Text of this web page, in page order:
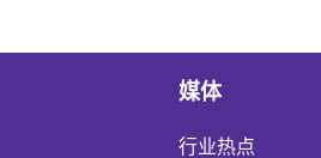
媒体
行业热点